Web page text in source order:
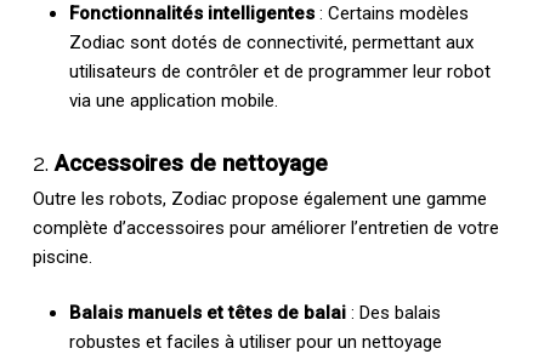
Fonctionnalités intelligentes: Certains modèles
Zodiac sont dotés de connectivité, permettant aux
utilisateurs de contrôler et de programmer leur robot
via une application mobile.
2. Accessoires de nettoyage
Outre les robots, Zodiac propose également une gamme
complète d’accessoires pour améliorer l’entretien de votre
piscine.
Balais manuels et têtes de balai: Des balais
robustes et faciles à utiliser pour un nettoyage